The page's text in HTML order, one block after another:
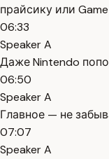
прайсику или
06:33
Speaker A
Даже Nintendo
06:50
Speaker A
Главное — не
07:07
Speaker A